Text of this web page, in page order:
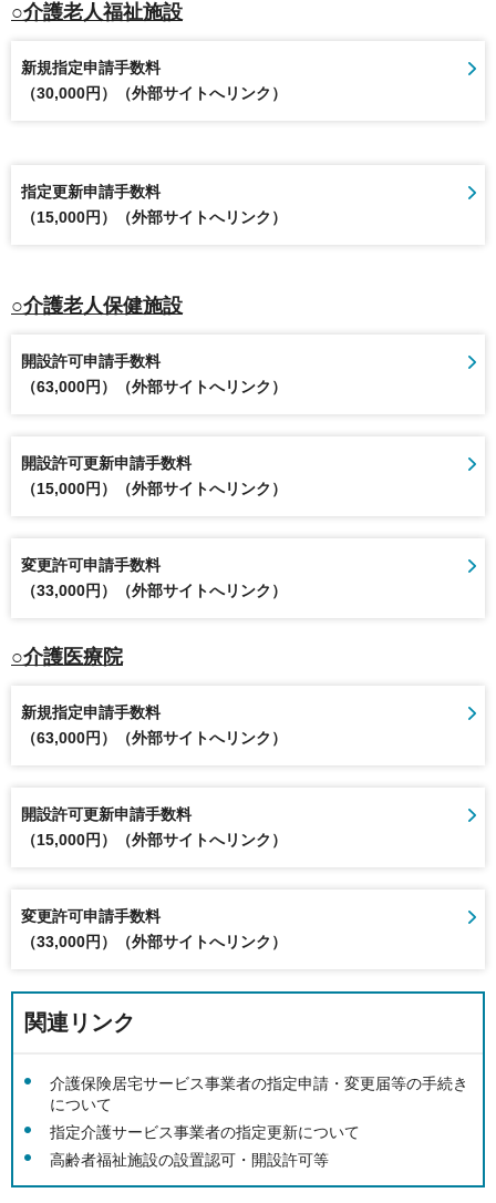
○介護老人福祉施設
新規指定申請手数料
（30,000円）（外部サイトへリンク）
指定更新申請手数料
（15,000円）（外部サイトへリンク）
○介護老人保健施設
開設許可申請手数料
（63,000円）（外部サイトへリンク）
開設許可更新申請手数料
（15,000円）（外部サイトへリンク）
変更許可申請手数料
（33,000円）（外部サイトへリンク）
○介護医療院
新規指定申請手数料
（63,000円）（外部サイトへリンク）
開設許可更新申請手数料
（15,000円）（外部サイトへリンク）
変更許可申請手数料
（33,000円）（外部サイトへリンク）
関連リンク
介護保険居宅サービス事業者の指定申請・変更届等の手続き
について
指定介護サービス事業者の指定更新について
高齢者福祉施設の設置認可・開設許可等